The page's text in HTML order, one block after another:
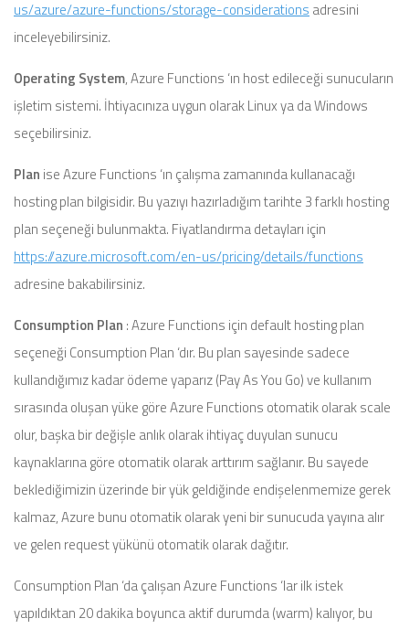
us/azure/azure-functions/storage-considerations adresini
inceleyebilirsiniz.
Operating System, Azure Functions ‘ın host edileceği sunucuların
işletim sistemi. İhtiyacınıza uygun olarak Linux ya da Windows
seçebilirsiniz.
Plan ise Azure Functions ‘ın çalışma zamanında kullanacağı
hosting plan bilgisidir. Bu yazıyı hazırladığım tarihte 3 farklı hosting
plan seçeneği bulunmakta. Fiyatlandırma detayları için
https://azure.microsoft.com/en-us/pricing/details/functions
adresine bakabilirsiniz.
Consumption Plan : Azure Functions için default hosting plan
seçeneği Consumption Plan ‘dır. Bu plan sayesinde sadece
kullandığımız kadar ödeme yaparız (Pay As You Go) ve kullanım
sırasında oluşan yüke göre Azure Functions otomatik olarak scale
olur, başka bir değişle anlık olarak ihtiyaç duyulan sunucu
kaynaklarına göre otomatik olarak arttırım sağlanır. Bu sayede
beklediğimizin üzerinde bir yük geldiğinde endişelenmemize gerek
kalmaz, Azure bunu otomatik olarak yeni bir sunucuda yayına alır
ve gelen request yükünü otomatik olarak dağıtır.
Consumption Plan ‘da çalışan Azure Functions ‘lar ilk istek
yapıldıktan 20 dakika boyunca aktif durumda (warm) kalıyor, bu